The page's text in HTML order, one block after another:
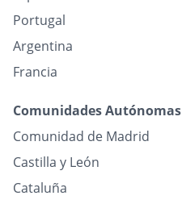
Portugal
Argentina
Francia
Comunidades Autónomas
Comunidad de Madrid
Castilla y León
Cataluña